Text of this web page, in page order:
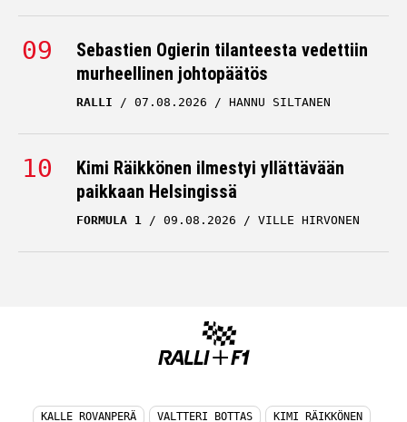
Sebastien Ogierin tilanteesta vedettiin
murheellinen johtopäätös
RALLI 07.08.2026 HANNU SILTANEN
Kimi Räikkönen ilmestyi yllättävään
paikkaan Helsingissä
FORMULA 1 09.08.2026 VILLE HIRVONEN
KALLE ROVANPERÄ VALTTERI BOTTAS KIMI RÄIKKÖNEN